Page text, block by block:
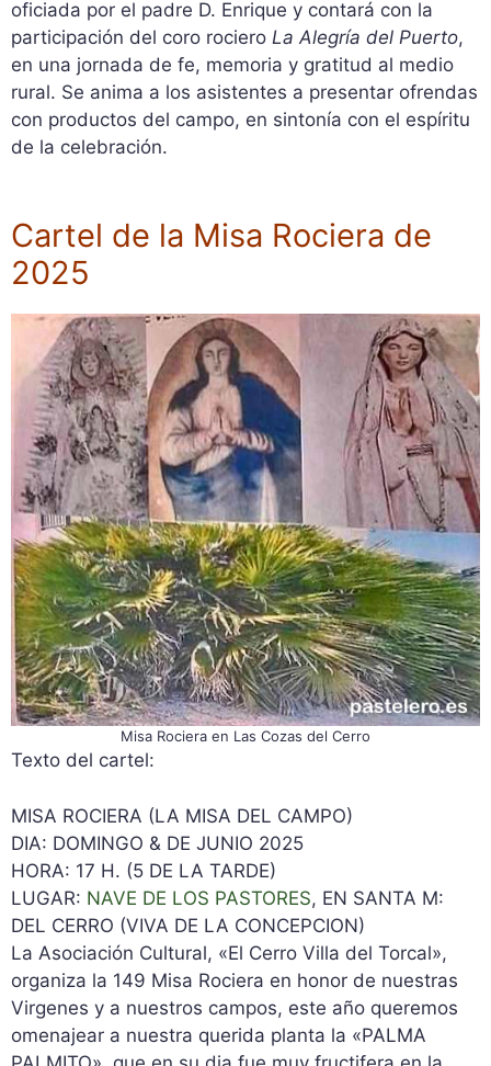
oficiada por el padre D. Enrique y contará con la
participación del coro rociero La Alegría del Puerto,
en una jornada de fe, memoria y gratitud al medio
rural. Se anima a los asistentes a presentar ofrendas
con productos del campo, en sintonía con el espíritu
de la celebración.
Cartel de la Misa Rociera de
2025
Misa Rociera en Las Cozas del Cerro
Texto del cartel:
MISA ROCIERA (LA MISA DEL CAMPO)
DIA: DOMINGO & DE JUNIO 2025
HORA: 17 H. (5 DE LA TARDE)
LUGAR: NAVE DE LOS PASTORES, EN SANTA M:
DEL CERRO (VIVA DE LA CONCEPCION)
La Asociación Cultural, «El Cerro Villa del Torcal»,
organiza la 149 Misa Rociera en honor de nuestras
Virgenes y a nuestros campos, este año queremos
omenajear a nuestra querida planta la «PALMA